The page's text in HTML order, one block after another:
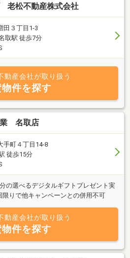
老松不動産株式会社
田３丁目1-3
取駅 徒歩7分
動産会社が取り扱う
件を探す
業 名取店
手町４丁目14-8
徒歩15分
の選べるデジタルギフトプレゼント実
りで他キャンペーンとの併用不可
動産会社が取り扱う
件を探す